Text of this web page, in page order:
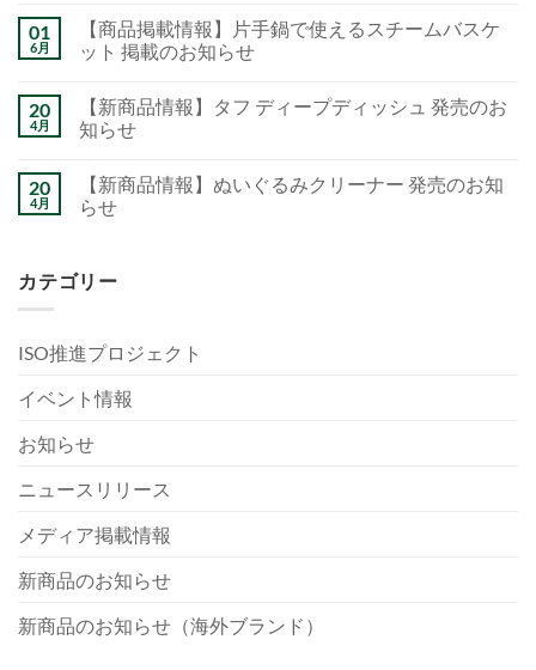
01
6月
【商品掲載情報】片手鍋で使えるスチームバスケ
ット 掲載のお知らせ
20
4月
【新商品情報】タフ ディープディッシュ 発売のお
知らせ
20
4月
【新商品情報】ぬいぐるみクリーナー 発売のお知
らせ
カテゴリー
ISO推進プロジェクト
イベント情報
お知らせ
ニュースリリース
メディア掲載情報
新商品のお知らせ
新商品のお知らせ（海外ブランド）